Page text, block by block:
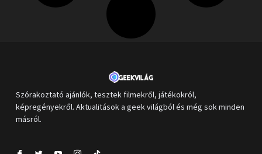
Szórakoztató ajánlók, tesztek filmekről, játékokról,
képregényekről. Aktualitások a geek világból és még sok minden
másról.